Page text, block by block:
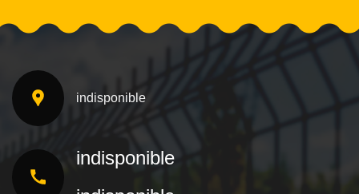
indisponible
indisponible